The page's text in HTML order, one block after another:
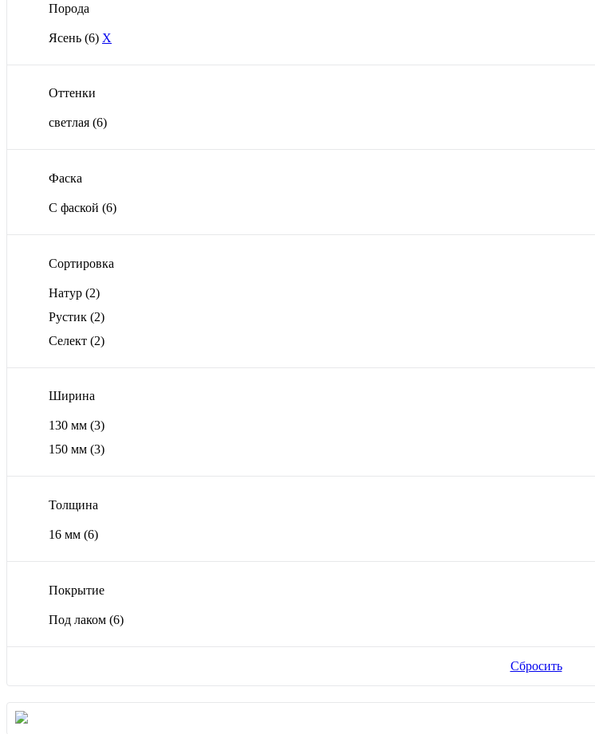
Порода
Ясень (6) X
Оттенки
светлая (6)
Фаска
С фаской (6)
Сортировка
Натур (2)
Рустик (2)
Селект (2)
Ширина
130 мм (3)
150 мм (3)
Толщина
16 мм (6)
Покрытие
Под лаком (6)
Сбросить